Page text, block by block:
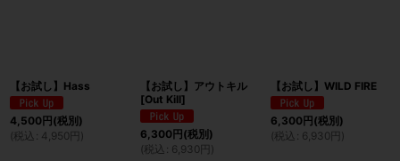
【お試し】Hass
4,500 円 (税別)
(税込 : 4,950 円 )
【お試し】アウトキル
[Out Kill]
6,300 円 (税別)
(税込 : 6,930 円 )
【お試し】WILD FIRE
6,300 円 (税別)
(税込 : 6,930 円 )